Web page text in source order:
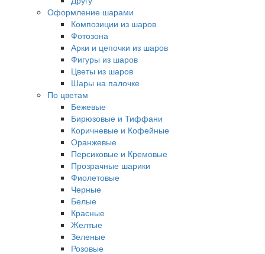
Оформление шарами
Композиции из шаров
Фотозона
Арки и цепочки из шаров
Фигуры из шаров
Цветы из шаров
Шары на палочке
По цветам
Бежевые
Бирюзовые и Тиффани
Коричневые и Кофейные
Оранжевые
Персиковые и Кремовые
Прозрачные шарики
Фиолетовые
Черные
Белые
Красные
Желтые
Зеленые
Розовые